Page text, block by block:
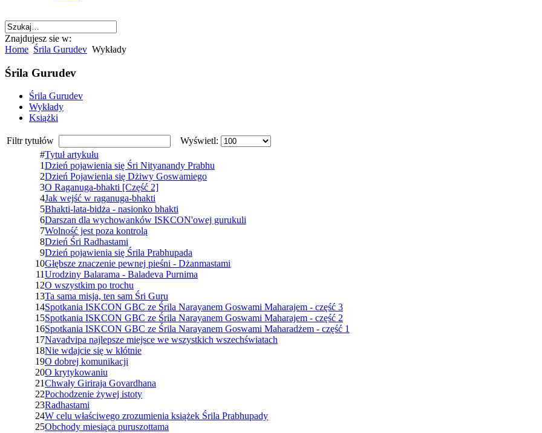
Znajdujesz sie w:
Home Śrila Gurudev Wykłady
Śrila Gurudev
Śrila Gurudev
Wykłady
Książki
Filtr tytułów
Wyświetl:
#Tytuł artykułu
1Dzień pojawienia się Śri Nityanandy Prabhu
2Dzień Pojawienia się Dżiwy Goswamiego
3O Raganuga-bhakti [Część 2]
4Jak wejść w raganuga-bhakti
5Bhakti-lata-bidża - nasionko bhakti
6Darszan dla wychowanków ISKCON'owej gurukuli
7Wolność jest poza kontrolą
8Dzień Śri Radhastami
9Dzień pojawienia się Śrila Prabhupada
10Głębsze znaczenie pewnej pieśni - Dżanmastami
11Urodziny Balarama - Baladeva Purnima
12O wszystkim po trochu
13Ta sama misja, ten sam Śri Guru
14Spotkania ISKCON GBC ze Śrila Narayanem Goswami Maharajem - część 3
15Spotkania ISKCON GBC ze Śrila Narayanem Goswami Maharajem - część 2
16Spotkania ISKCON GBC ze Śrila Narayanem Goswami Maharadżem - część 1
17Navadvipa najlepsze miejsce we wszystkich wszechświatach
18Nie wdajcie się w kłótnie
19O dobrej komunikacji
20O krytykowaniu
21Chwały Giriraja Govardhana
22Pochodzenie żywej istoty
23Radhastami
24W celu właściwego zrozumienia książek Śrila Prabhupady
25Obchody miesiąca puruszottama